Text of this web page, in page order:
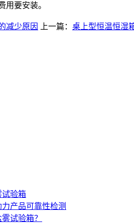
用要安装。
减少原因 上一篇： 桌上型恒温恒湿
试验箱
产品可靠性检测
试验箱？